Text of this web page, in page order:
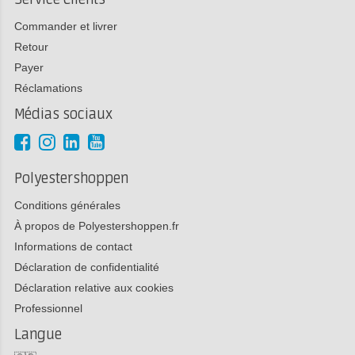
Commander et livrer
Retour
Payer
Réclamations
Médias sociaux
Polyestershoppen
Conditions générales
À propos de Polyestershoppen.fr
Informations de contact
Déclaration de confidentialité
Déclaration relative aux cookies
Professionnel
Langue